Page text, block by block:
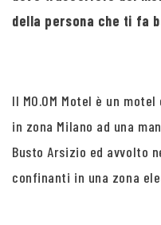
della persona che ti fa
Il MO.OM Motel è un
in zona Milano ad una
Busto Arsizio ed avvolto
confinanti in una zona